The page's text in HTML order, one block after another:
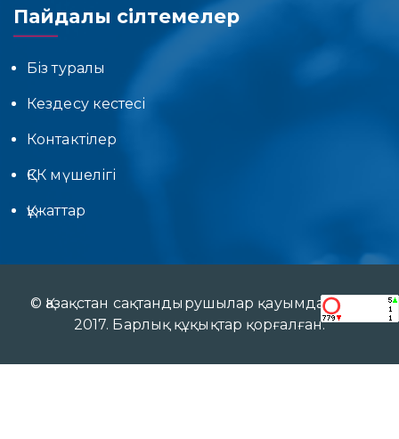
Пайдалы сілтемелер
Біз туралы
Кездесу кестесі
Контактілер
ҚСК мүшелігі
Құжаттар
© Қазақстан сақтандырушылар қауымдастығы
2017. Барлық құқықтар қорғалған.